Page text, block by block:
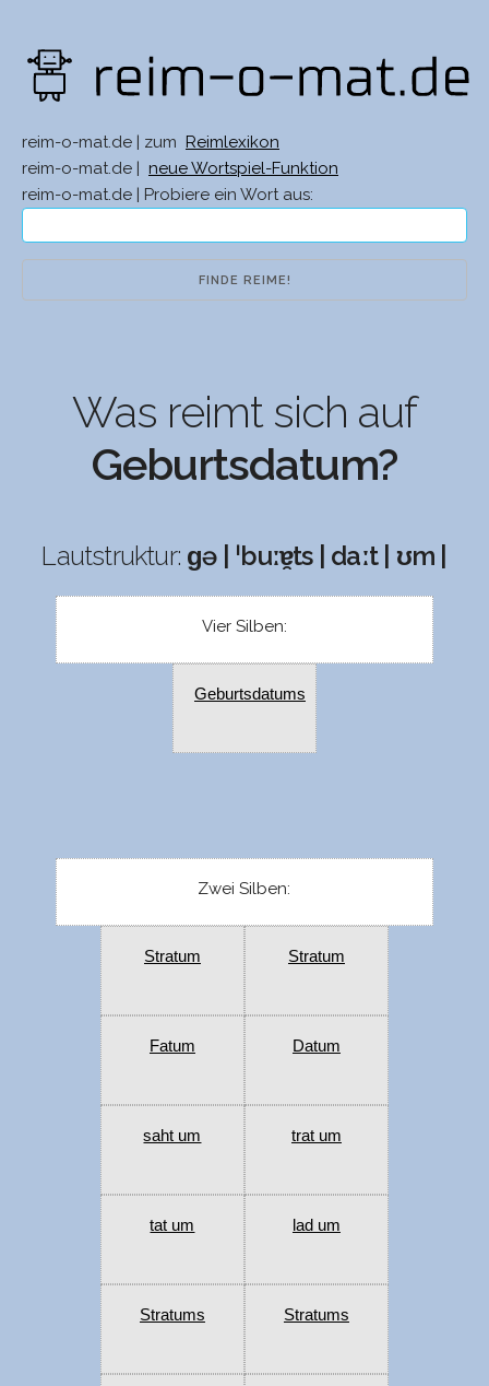
reim-o-mat.de | zum
Reimlexikon
reim-o-mat.de |
neue Wortspiel-Funktion
reim-o-mat.de | Probiere ein Wort aus:
Was reimt sich auf
Geburtsdatum?
Lautstruktur: ɡə | ˈbuːɐ̯ts | daːt | ʊm |
Vier Silben:
Geburtsdatums
Zwei Silben:
Stratum Stratum
Fatum Datum
saht um trat um
tat um lad um
Stratums Stratums